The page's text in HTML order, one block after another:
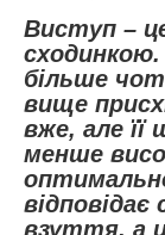
Виступ –
більше
вище
вже, але її
менше
відповідає
взуття, а